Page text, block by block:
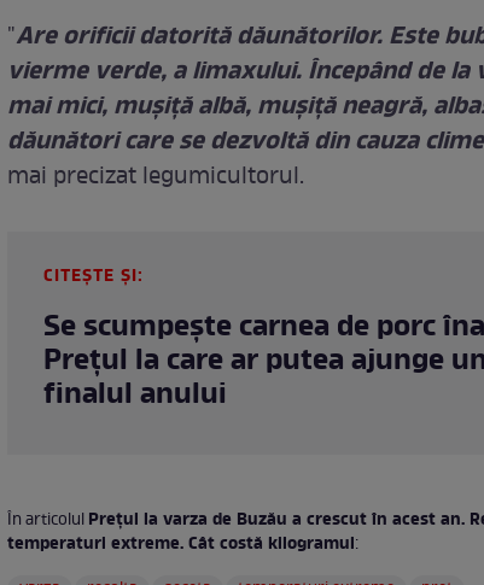
"Are orificii datorită dăunătorilor. Este
vierme verde, a limaxului. Începând de
mai mici, mușiță albă, mușiță neagră,
dăunători care se dezvoltă din cauza
mai precizat legumicultorul.
CITEȘTE ȘI:
Se scumpește carnea de porc
Prețul la care ar putea ajunge
finalul anului
În articolulPrețul la varza de Buzău a crescut în acest an.
temperaturi extreme. Cât costă kilogramul: